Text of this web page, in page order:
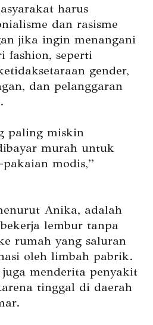
harus
dan rasisme
jika ingin menangani
fashion, seperti
gender,
dan pelanggaran
paling miskin
murah untuk
modis,”
Anika, adalah
lembur tanpa
rumah yang saluran
oleh limbah pabrik.
menderita penyakit
tinggal di daerah